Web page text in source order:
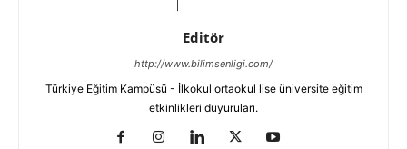
Editör
http://www.bilimsenligi.com/
Türkiye Eğitim Kampüsü - İlkokul ortaokul lise üniversite eğitim
etkinlikleri duyuruları.